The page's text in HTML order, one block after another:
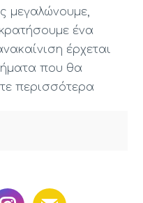
μεγαλώνουμε,
ένα
έρχεται
που θα
περισσότερα